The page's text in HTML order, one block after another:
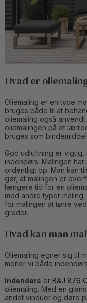
Hvad er
Oliemaling er en type
bruges både til at
oliemaling også
oliemalingen på et
bruges som
God udluftning er vigtig,
indendørs. Malingen
ordentligt op. Man kan
gør, at malingen er
længere tid for en
med andre typer
for malingen at tørre
grader.
Hvad kan man
Oliemaling egner sig til
mener vi både
Indendørs er B&J 876
oliemaling. Med en
andet vinduer og døre